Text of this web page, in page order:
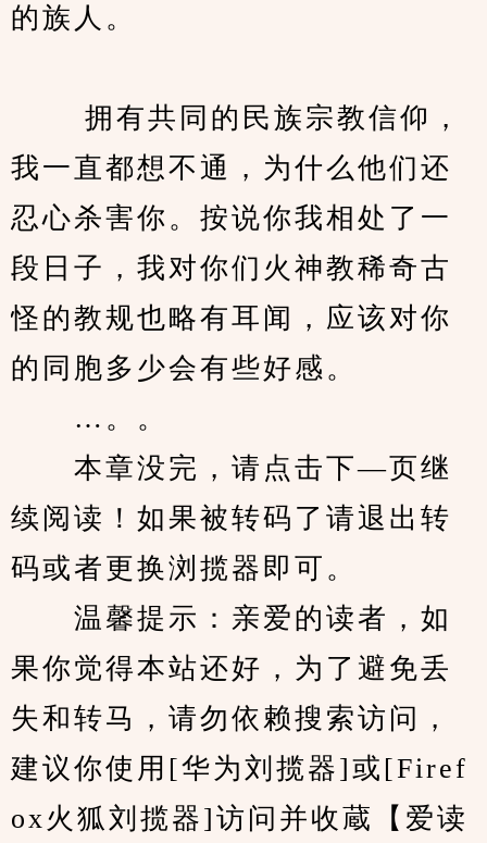
的族人。
拥有共同的民族宗教信仰，
我一直都想不通，为什么他们还
忍心杀害你。按说你我相处了一
段日子，我对你们火神教稀奇古
怪的教规也略有耳闻，应该对你
的同胞多少会有些好感。
…。。
本章没完，请点击下—页继
续阅读！如果被转码了请退出转
码或者更换浏揽器即可。
温馨提示：亲爱的读者，如
果你觉得本站还好，为了避免丢
失和转马，请勿依赖搜索访问，
建议你使用[华为刘揽器]或[Firef
ox火狐刘揽器]访问并收蔵【爱读